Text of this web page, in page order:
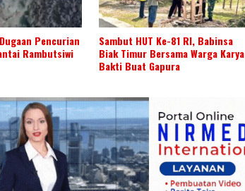
Pencurian
Rambutsiwi
Sambut HUT Ke-81 RI, Babinsa
Biak Timur Bersama Warga Karya
Bakti Buat Gapura